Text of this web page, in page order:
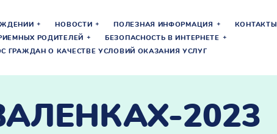
НОВОСТИ ПОЛЕЗНАЯ ИНФОРМАЦИЯ КОНТАКТЫ
РОДИТЕЛЕЙ БЕЗОПАСНОСТЬ В ИНТЕРНЕТЕ
ГРАЖДАН О КАЧЕСТВЕ УСЛОВИЙ ОКАЗАНИЯ УСЛУГ
2023